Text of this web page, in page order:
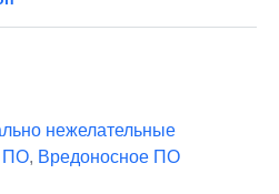
нежелательные
ПО, Вредоносное ПО